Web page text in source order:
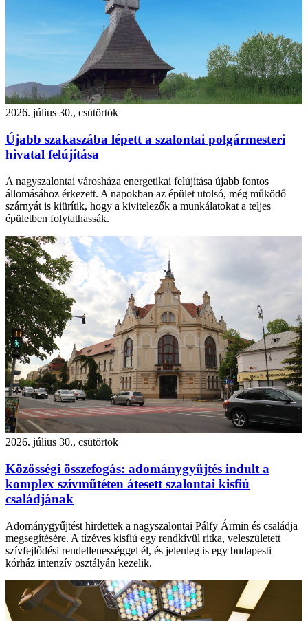
2026. július 30., csütörtök
Újabb szakaszába lépett a szalontai polgármesteri
hivatal felújítása
A nagyszalontai városháza energetikai felújítása újabb fontos
állomásához érkezett. A napokban az épület utolsó, még működő
szárnyát is kiürítik, hogy a kivitelezők a munkálatokat a teljes
épületben folytathassák.
2026. július 30., csütörtök
Közösségi összefogás: adománygyűjtés indult a
komplex szívműtéten átesett szalontai kisfiú
családjának
Adománygyűjtést hirdettek a nagyszalontai Pálfy Ármin és családja
megsegítésére. A tízéves kisfiú egy rendkívül ritka, veleszületett
szívfejlődési rendellenességgel él, és jelenleg is egy budapesti
kórház intenzív osztályán kezelik.